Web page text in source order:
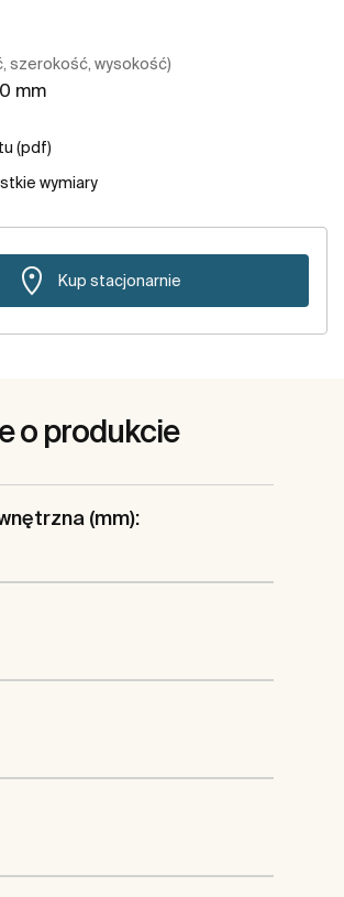
szerokość, wysokość)
mm
(pdf)
wymiary
Kup stacjonarnie
o produkcie
(mm):